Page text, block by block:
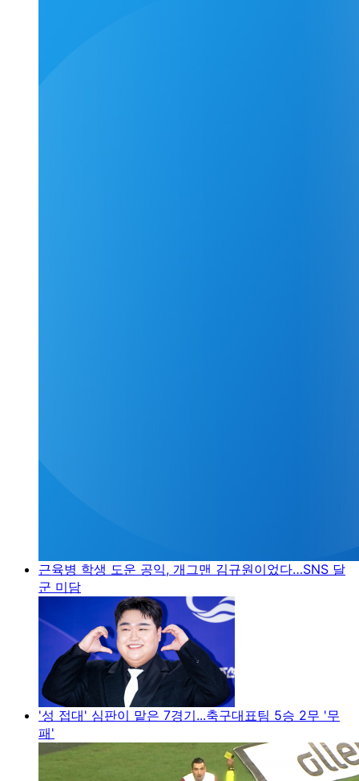
근육병 학생 도운 공익, 개그맨 김규원이었다…SNS 달
군 미담
'성 접대' 심판이 맡은 7경기...축구대표팀 5승 2무 '무
패'